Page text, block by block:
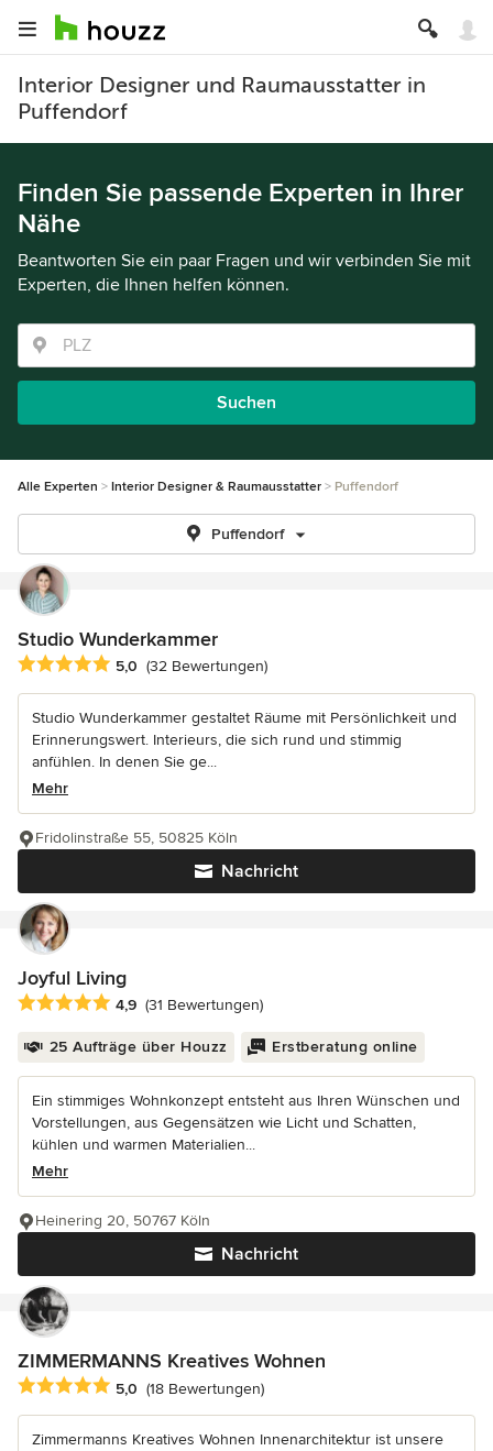
Interior Designer und Raumausstatter in
Puffendorf
Finden Sie passende Experten in Ihrer
Nähe
Beantworten Sie ein paar Fragen und wir verbinden Sie mit
Experten, die Ihnen helfen können.
Suchen
Alle Experten Interior Designer & Raumausstatter Puffendorf
Puffendorf
Studio Wunderkammer
Durchschnittliche Bewertung: 5 von 5 Sternen
5,0 (32 Bewertungen)
Studio Wunderkammer gestaltet Räume mit Persönlichkeit und
Erinnerungswert. Interieurs, die sich rund und stimmig
anfühlen. In denen Sie ge...
Mehr
Nachricht
Fridolinstraße 55, 50825 Köln
Joyful Living
Durchschnittliche Bewertung: 4.9 von 5 Sternen
4,9 (31 Bewertungen)
25 Aufträge über Houzz Erstberatung online
Ein stimmiges Wohnkonzept entsteht aus Ihren Wünschen und
Vorstellungen, aus Gegensätzen wie Licht und Schatten,
kühlen und warmen Materialien...
Mehr
Nachricht
Heinering 20, 50767 Köln
ZIMMERMANNS Kreatives Wohnen
Durchschnittliche Bewertung: 5 von 5 Sternen
5,0 (18 Bewertungen)
Zimmermanns Kreatives Wohnen Innenarchitektur ist unsere